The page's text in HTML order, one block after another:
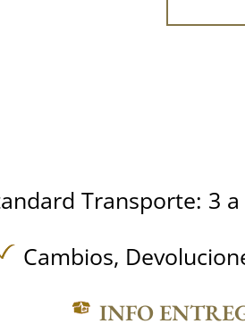
Transporte: 3
Cambios,
INFO